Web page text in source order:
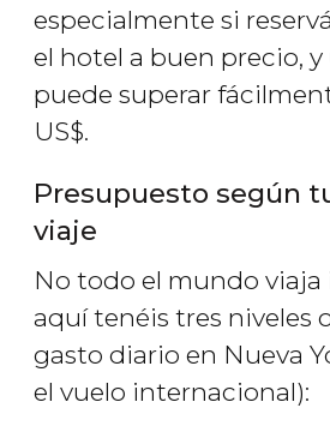
especialmente si
el hotel a buen precio,
puede superar
US$.
Presupuesto según
viaje
No todo el mundo viaja
aquí tenéis tres niveles
gasto diario en Nueva
el vuelo internacional):